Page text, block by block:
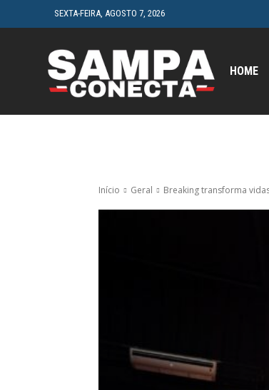
SEXTA-FEIRA, AGOSTO 7, 2026
HOME
Início Geral Breaking transforma